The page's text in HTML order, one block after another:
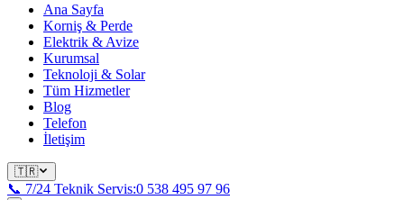
Ana Sayfa
Korniş & Perde
Elektrik & Avize
Kurumsal
Teknoloji & Solar
Tüm Hizmetler
Blog
Telefon
İletişim
🇹🇷
📞 7/24 Teknik Servis:0 538 495 97 96